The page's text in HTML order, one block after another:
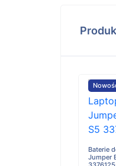
Baterie
Jumper